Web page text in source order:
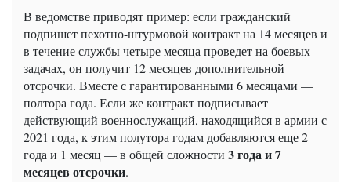
В ведомстве приводят пример: если гражданский
подпишет пехотно-штурмовой контракт на 14 месяцев и
в течение службы четыре месяца проведет на боевых
задачах, он получит 12 месяцев дополнительной
отсрочки. Вместе с гарантированными 6 месяцами —
полтора года. Если же контракт подписывает
действующий военнослужащий, находящийся в армии с
2021 года, к этим полутора годам добавляются еще 2
года и 1 месяц — в общей сложности 3 года и 7
месяцев отсрочки.